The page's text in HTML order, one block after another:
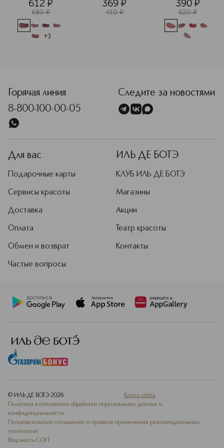
612 ¤
680 ¤
+3
212
369 ¤
410 ¤
губ
390 ¤
620 ¤
Горячая линия
8-800-100-00-05
Следите за новостями
Для вас
Подарочные карты
Сервисы красоты
Доставка
Оплата
Обмен и возврат
Частые вопросы
ИЛЬ ДЕ БОТЭ
КЛУБ ИЛЬ ДЕ БОТЭ
Магазины
Акции
Театр красоты
Контакты
© ИЛЬ ДЕ БОТЭ 2026
Карта сайта
Политика в отношении обработки персональных данных и
конфиденциальности
Пользовательское соглашение и правила применения рекомендательных
технологий
Ведомость СОУТ